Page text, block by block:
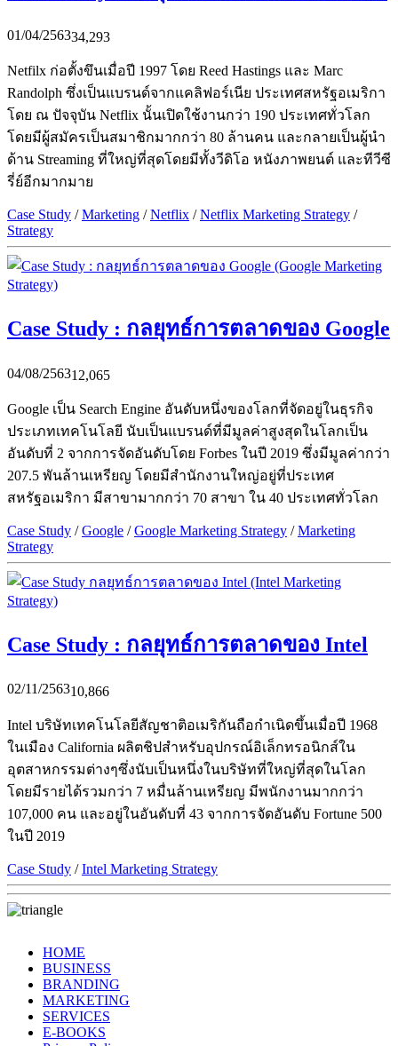
01/04/256334,293
Netfilx ก่อตั้งขึนเมื่อปี 1997 โดย Reed Hastings และ Marc
Randolph ซึ่งเป็นแบรนด์จากแคลิฟอร์เนีย ประเทศสหรัฐอเมริกา
โดย ณ ปัจจุบัน Netflix นั้นเปิดใช้งานกว่า 190 ประเทศทั่วโลก
โดยมีผู้สมัครเป็นสมาชิกมากกว่า 80 ล้านคน และกลายเป็นผู้นำ
ด้าน Streaming ที่ใหญ่ที่สุดโดยมีทั้งวีดิโอ หนังภาพยนต์ และทีวีซี
รี่ย์อีกมากมาย
Case Study /Marketing /Netflix /Netflix Marketing Strategy /
Strategy
Case Study : กลยุทธ์การตลาดของ Google
04/08/256312,065
Google เป็น Search Engine อันดับหนึ่งของโลกที่จัดอยู่ในธุรกิจ
ประเภทเทคโนโลยี นับเป็นแบรนด์ที่มีมูลค่าสูงสุดในโลกเป็น
อันดับที่ 2 จากการจัดอันดับโดย Forbes ในปี 2019 ซึ่งมีมูลค่ากว่า
207.5 พันล้านเหรียญ โดยมีสำนักงานใหญ่อยู่ที่ประเทศ
สหรัฐอเมริกา มีสาขามากกว่า 70 สาขา ใน 40 ประเทศทั่วโลก
Case Study /Google /Google Marketing Strategy /Marketing
Strategy
Case Study : กลยุทธ์การตลาดของ Intel
02/11/256310,866
Intel บริษัทเทคโนโลยีสัญชาติอเมริกันถือกำเนิดขึ้นเมื่อปี 1968
ในเมือง California ผลิตชิปสำหรับอุปกรณ์อิเล็กทรอนิกส์ใน
อุตสาหกรรมต่างๆซึ่งนับเป็นหนึ่งในบริษัทที่ใหญ่ที่สุดในโลก
โดยมีรายได้รวมกว่า 7 หมื่นล้านเหรียญ มีพนักงานมากกว่า
107,000 คน และอยู่ในอันดับที่ 43 จากการจัดอันดับ Fortune 500
ในปี 2019
Case Study /Intel Marketing Strategy
HOME
BUSINESS
BRANDING
MARKETING
SERVICES
E-BOOKS